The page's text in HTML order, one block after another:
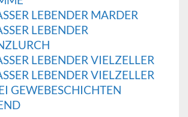
LEBENDER MARDER
LEBENDER
LEBENDER VIELZELLER
LEBENDER VIELZELLER
GEWEBESCHICHTEN